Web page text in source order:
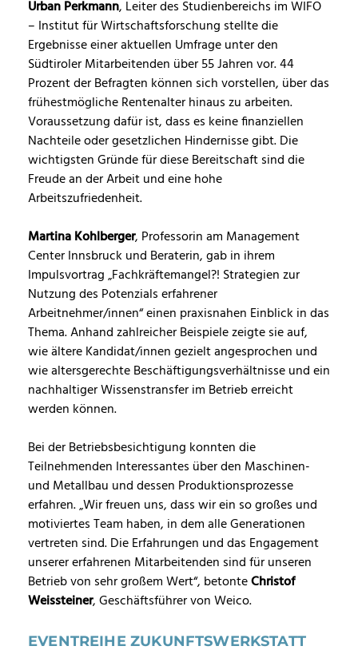
Urban Perkmann, Leiter des Studienbereichs im WIFO
– Institut für Wirtschaftsforschung stellte die
Ergebnisse einer aktuellen Umfrage unter den
Südtiroler Mitarbeitenden über 55 Jahren vor. 44
Prozent der Befragten können sich vorstellen, über das
frühestmögliche Rentenalter hinaus zu arbeiten.
Voraussetzung dafür ist, dass es keine finanziellen
Nachteile oder gesetzlichen Hindernisse gibt. Die
wichtigsten Gründe für diese Bereitschaft sind die
Freude an der Arbeit und eine hohe
Arbeitszufriedenheit.
Martina Kohlberger, Professorin am Management
Center Innsbruck und Beraterin, gab in ihrem
Impulsvortrag „Fachkräftemangel?! Strategien zur
Nutzung des Potenzials erfahrener
Arbeitnehmer/innen“ einen praxisnahen Einblick in das
Thema. Anhand zahlreicher Beispiele zeigte sie auf,
wie ältere Kandidat/innen gezielt angesprochen und
wie altersgerechte Beschäftigungsverhältnisse und ein
nachhaltiger Wissenstransfer im Betrieb erreicht
werden können.
Bei der Betriebsbesichtigung konnten die
Teilnehmenden Interessantes über den Maschinen-
und Metallbau und dessen Produktionsprozesse
erfahren. „Wir freuen uns, dass wir ein so großes und
motiviertes Team haben, in dem alle Generationen
vertreten sind. Die Erfahrungen und das Engagement
unserer erfahrenen Mitarbeitenden sind für unseren
Betrieb von sehr großem Wert“, betonteChristof
Weissteiner, Geschäftsführer von Weico.
EVENTREIHE ZUKUNFTSWERKSTATT